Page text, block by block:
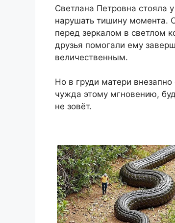
Светлана Петровна стояла
нарушать тишину момента.
перед зеркалом в светлом
друзья помогали ему
величественным.
Но в груди матери
чужда этому мгновению,
не зовёт.